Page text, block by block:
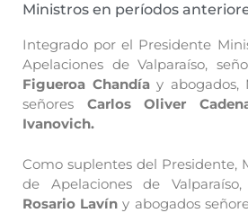
Ministros en períodos
Integrado por el Presidente
Apelaciones de Valparaíso,
Figueroa Chandíay abogados,
señores Carlos Oliver
Ivanovich.
Como suplentes del Presidente,
de Apelaciones de Valparaíso,
Rosario Lavíny abogados